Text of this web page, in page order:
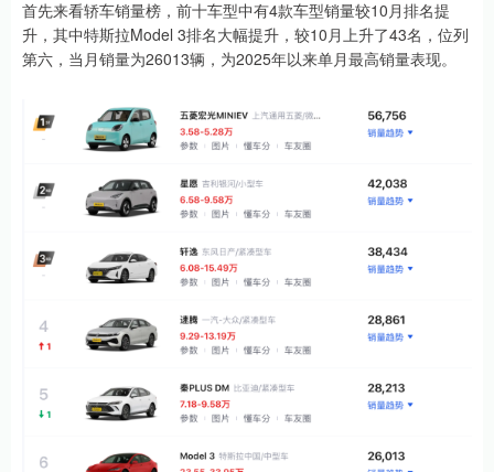
首先来看轿车销量榜，前十车型中有4款车型销量较10月排名提
升，其中特斯拉Model 3排名大幅提升，较10月上升了43名，位列
第六，当月销量为26013辆，为2025年以来单月最高销量表现。